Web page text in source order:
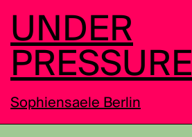
UNDER
PRESSURE
Sophiensaele Berlin